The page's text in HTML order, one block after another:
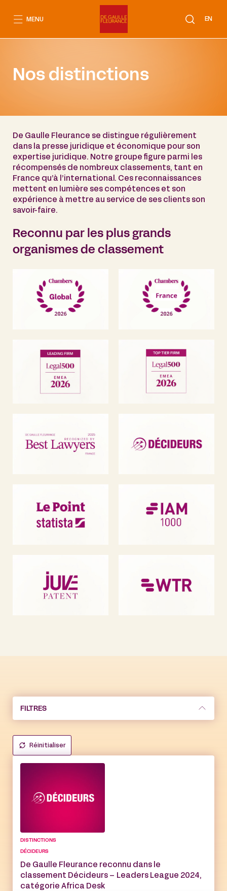
EN
MENU
Nos distinctions
De Gaulle Fleurance se distingue régulièrement
dans la presse juridique et économique pour son
expertise juridique. Notre groupe figure parmi les
récompensés de nombreux classements, tant en
France qu’à l’international. Ces reconnaissances
mettent en lumière ses compétences et son
expérience à mettre au service de ses clients son
savoir-faire.
Reconnu par les plus grands
organismes de classement
FILTRES
Réinitialiser
DISTINCTIONS
DÉCIDEURS
De Gaulle Fleurance reconnu dans le
classement Décideurs – Leaders League 2024,
catégorie Africa Desk